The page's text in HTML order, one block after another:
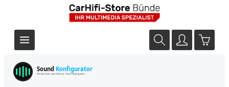
Sound Konfigurator
Finde dein perfektes Soundupgrade